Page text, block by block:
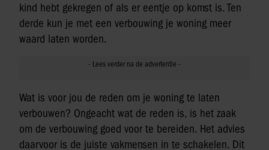
kind hebt gekregen of als er eentje op komst is. Ten
derde kun je met een verbouwing je woning meer
waard laten worden.
Wat is voor jou de reden om je woning te laten
verbouwen? Ongeacht wat de reden is, is het zaak
om de verbouwing goed voor te bereiden. Het advies
daarvoor is de juiste vakmensen in te schakelen. Dit